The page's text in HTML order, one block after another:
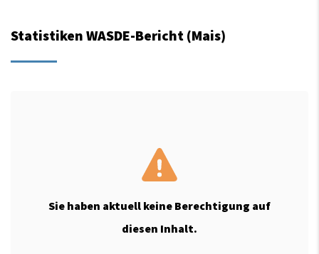
Statistiken WASDE-Bericht (Mais)
Sie haben aktuell keine Berechtigung auf
diesen Inhalt.